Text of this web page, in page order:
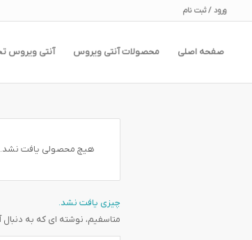
ورود / ثبت نام
صفحه اصلی محصولات آنتی ویروس آنتی ویروس
هیچ محصولی یافت نشد.
چیزی یافت نشد.
متاسفیم، نوشته ای که به